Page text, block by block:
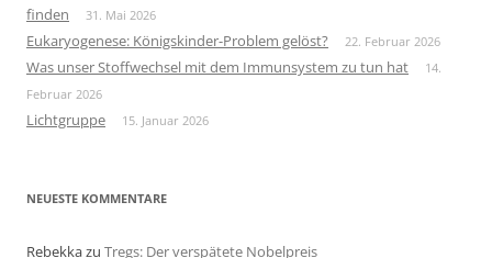
finden
31. Mai 2026
Eukaryogenese: Königskinder-Problem gelöst? 22. Februar 2026
Was unser Stoffwechsel mit dem Immunsystem zu tun hat
14.
Februar 2026
Lichtgruppe 15. Januar 2026
NEUESTE KOMMENTARE
Rebekkazu Tregs: Der verspätete Nobelpreis